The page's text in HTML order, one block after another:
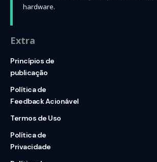
hardware.
Extra
Princípios de
publicação
Política de
Feedback Acionável
Termos de Uso
Política de
Privacidade